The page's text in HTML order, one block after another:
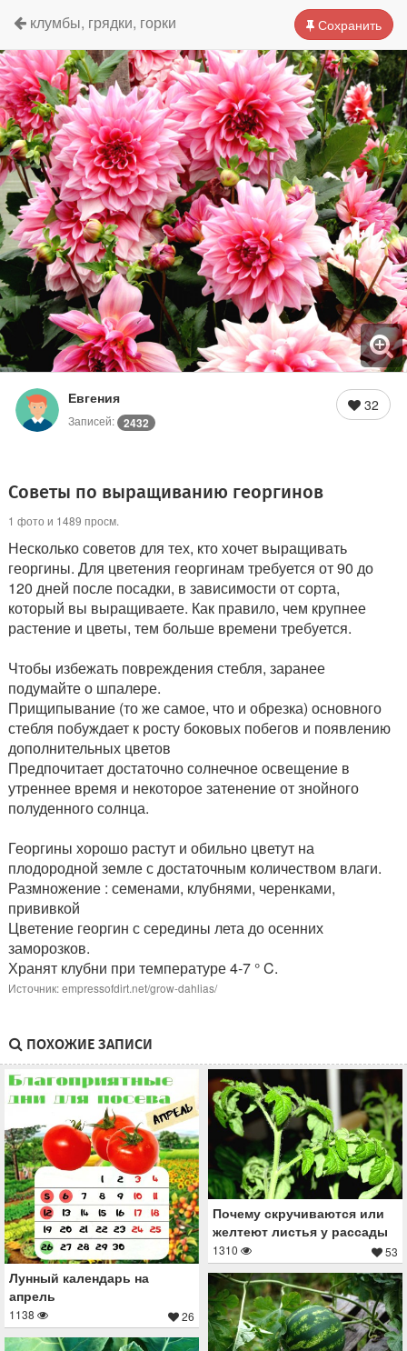
Сохранить
клумбы, грядки, горки
Евгения
Записей: 2432
32
Советы по выращиванию георгинов
1 фото и 1489 просм.
Несколько советов для тех, кто хочет выращивать
георгины. Для цветения георгинам требуется от 90 до
120 дней после посадки, в зависимости от сорта,
который вы выращиваете. Как правило, чем крупнее
растение и цветы, тем больше времени требуется.
Чтобы избежать повреждения стебля, заранее
подумайте о шпалере.
Прищипывание (то же самое, что и обрезка) основного
стебля побуждает к росту боковых побегов и появлению
дополнительных цветов
Предпочитает достаточно солнечное освещение в
утреннее время и некоторое затенение от знойного
полуденного солнца.
Георгины хорошо растут и обильно цветут на
плодородной земле с достаточным количеством влаги.
Размножение : семенами, клубнями, черенками,
прививкой
Цветение георгин с середины лета до осенних
заморозков.
Хранят клубни при температуре 4-7 ° C.
Источник: empressofdirt.net/grow-dahlias/
ПОХОЖИЕ ЗАПИСИ
Лунный календарь на
апрель
1138 26
Почему скручиваются или
желтеют листья у рассады
1310 53